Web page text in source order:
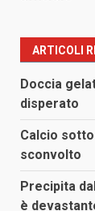
ARTICOLI
Doccia
disperato
Calcio
sconvolto
Precipita
è